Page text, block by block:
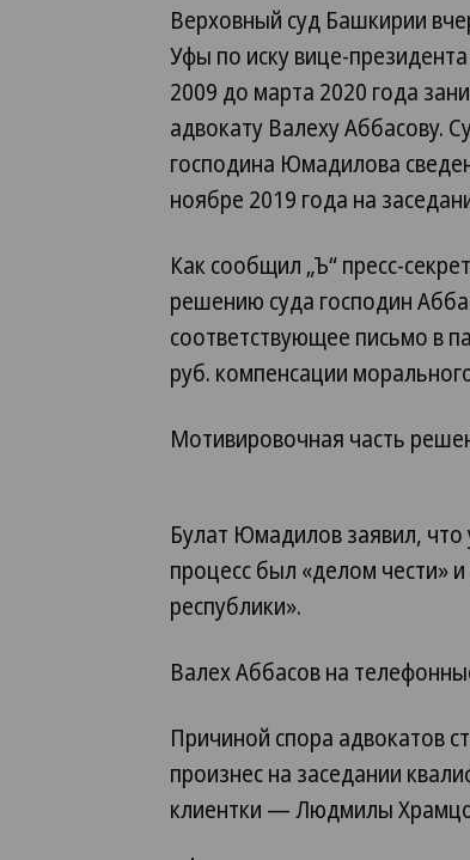
Верховный суд Башкирии
Уфы по иску вице-
2009 до марта 2020 года
адвокату Валеху Аббасову.
господина Юмадилова
ноябре 2019 года на
Как сообщил „Ъ“ пресс-
решению суда господин
соответствующее письмо в
руб. компенсации
Мотивировочная часть
Булат Юмадилов заявил, что
процесс был «делом чести»
республики».
Валех Аббасов на
Причиной спора адвокатов
произнес на заседании
клиентки — Людмилы